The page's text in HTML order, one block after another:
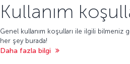
Kullanım
Genel kullanım koşulları ile ilgili bilmeniz
her şey burada!
Daha fazla bilgi